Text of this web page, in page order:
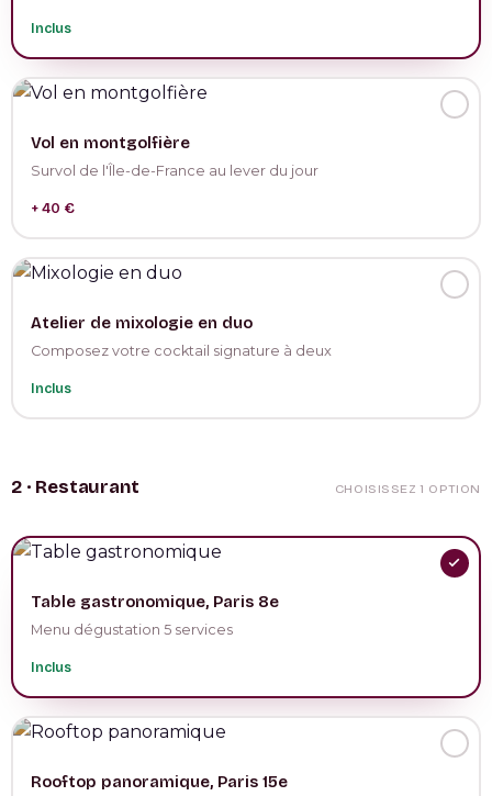
Inclus
Vol en montgolfière
Survol de l'Île-de-France au lever du jour
+ 40 €
Atelier de mixologie en duo
Composez votre cocktail signature à deux
Inclus
2 · Restaurant CHOISISSEZ 1 OPTION
Table gastronomique, Paris 8e
Menu dégustation 5 services
Inclus
Rooftop panoramique, Paris 15e